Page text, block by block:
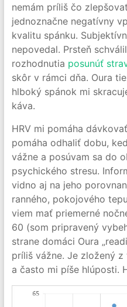
nemám príliš čo
jednoznačne negatívny
kvalitu spánku.
nepovedal. Prsteň
rozhodnutia posunúť
skôr v rámci dňa. Oura
hlboký spánok mi
káva.
HRV mi pomáha
pomáha odhaliť dobu,
vážne a posúvam sa do
psychického stresu.
vidno aj na jeho
ranného, pokojového
viem mať priemerné
60 (som pripravený
strane domáci Oura
príliš vážne. Je zložený
a často mi píše hlúposti.